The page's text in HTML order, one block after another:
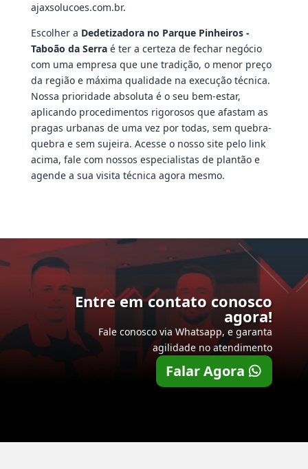
ajaxsolucoes.com.br.
Escolher a Dedetizadora no Parque Pinheiros -
Taboão da Serraé ter a certeza de fechar negócio
com uma empresa que une tradição, o menor preço
da região e máxima qualidade na execução técnica.
Nossa prioridade absoluta é o seu bem-estar,
aplicando procedimentos rigorosos que afastam as
pragas urbanas de uma vez por todas, sem quebra-
quebra e sem sujeira. Acesse o nosso site pelo link
acima, fale com nossos especialistas de plantão e
agende a sua visita técnica agora mesmo.
Entre em contato conosco
agora!
Fale conosco via Whatsapp, e garanta
agilidade no atendimento
Falar Agora